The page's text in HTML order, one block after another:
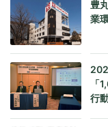
豊
業
「
行